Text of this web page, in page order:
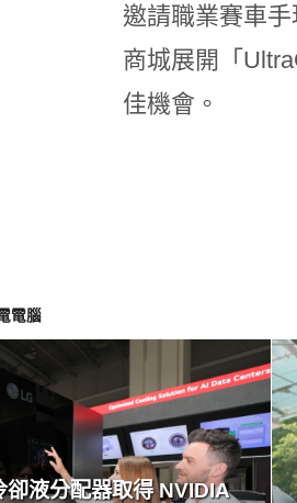
邀請職業賽車
商城展開「
佳機會。
電腦
液分配器取得 NVIDIA
READ
MORE